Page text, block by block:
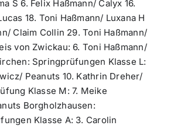
S 6. Felix Haßmann/ Calyx 16.
18. Toni Haßmann/ Luxana H
Claim Collin 29. Toni Haßmann/
von Zwickau: 6. Toni Haßmann/
Springprüfungen Klasse L:
Peanuts 10. Kathrin Dreher/
Klasse M: 7. Meike
Borgholzhausen:
Klasse A: 3. Carolin